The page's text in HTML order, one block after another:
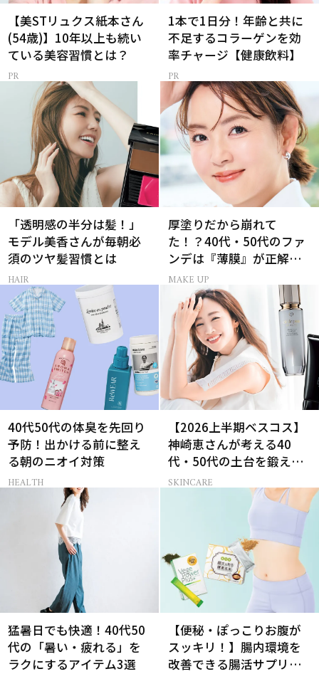
【美STリュクス紙本さん
(54歳)】10年以上も続い
ている美容習慣とは？
1本で1日分！年齢と共に
不足するコラーゲンを効
率チャージ【健康飲料】
「透明感の半分は髪！」
モデル美香さんが毎朝必
須のツヤ髪習慣とは
HAIR
厚塗りだから崩れて
た！？40代・50代のファ
ンデは『薄膜』が正解で
した
MAKE UP
40代50代の体臭を先回り
予防！出かける前に整え
る朝のニオイ対策
HEALTH
【2026上半期ベスコス】
神崎恵さんが考える40
代・50代の土台を鍛える
肌投資名品
SKINCARE
猛暑日でも快適！40代50
代の「暑い・疲れる」を
ラクにするアイテム3選
【便秘・ぽっこりお腹が
スッキリ！】腸内環境を
改善できる腸活サプリっ